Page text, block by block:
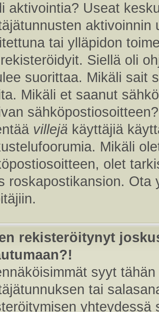
aktivointia? Useat
tai ylläpidon
Siellä oli
suorittaa. Mikäli sait
Mikäli et saanut
villejä käyttäjiä
Mikäli
olet
roskapostikansion. Ota
rekisteröitynyt
syyt
tai
yhteydessä